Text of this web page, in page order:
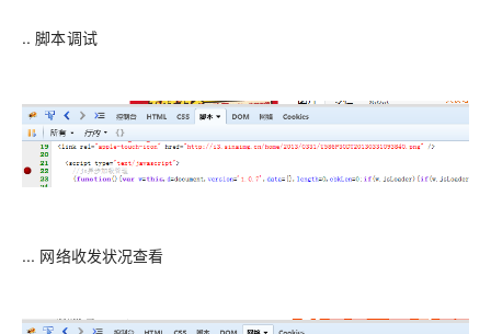
.. 脚本调试
... 网络收发状况查看